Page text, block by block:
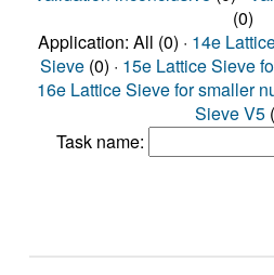
(0)
Application: All (0) · 14e
Sieve (0) · 15e Lattice Sieve
16e Lattice Sieve for smaller
Sieve V5
Task name: